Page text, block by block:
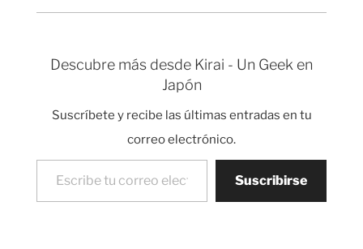
Descubre más desde Kirai - Un Geek en
Japón
Suscríbete y recibe las últimas entradas en tu
correo electrónico.
Escribe tu correo electrónico…
Suscribirse